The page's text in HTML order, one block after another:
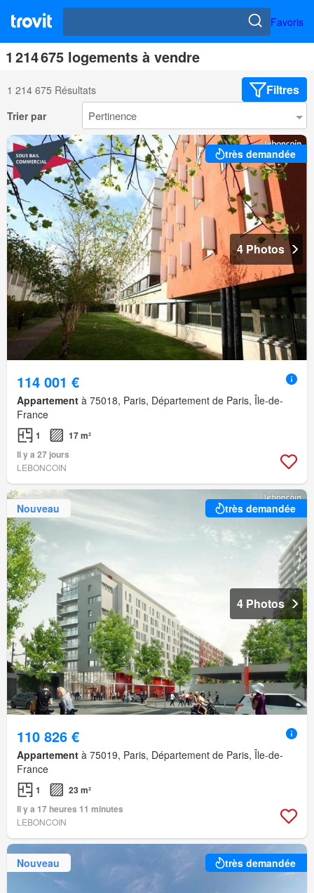
Favoris
1 214 675 logements à vendre
1 214 675 Résultats Filtres
Trier par
très demandée
4 Photos
114 001 €
Appartement à 75018, Paris, Département de Paris, Île-de-
France
1
17 m²
Il y a 27 jours
LEBONCOIN
Nouveau très demandée
4 Photos
110 826 €
Appartement à 75019, Paris, Département de Paris, Île-de-
France
1
23 m²
Il y a 17 heures 11 minutes
LEBONCOIN
Nouveau très demandée